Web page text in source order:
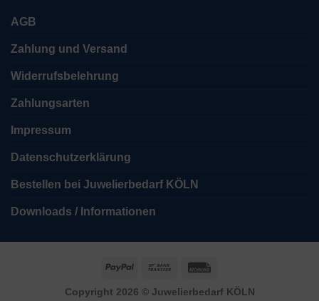
AGB
Zahlung und Versand
Widerrufsbelehrung
Zahlungsarten
Impressum
Datenschutzerklärung
Bestellen bei Juwelierbedarf KÖLN
Downloads / Informationen
PayPal
Bank
Copyright 2026 © Juwelierbedarf KÖLN